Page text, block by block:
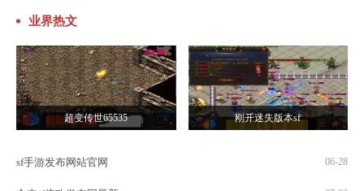
业界热文
超变传世65535 刚开迷失版本sf
sf手游发布网站官网 06-28